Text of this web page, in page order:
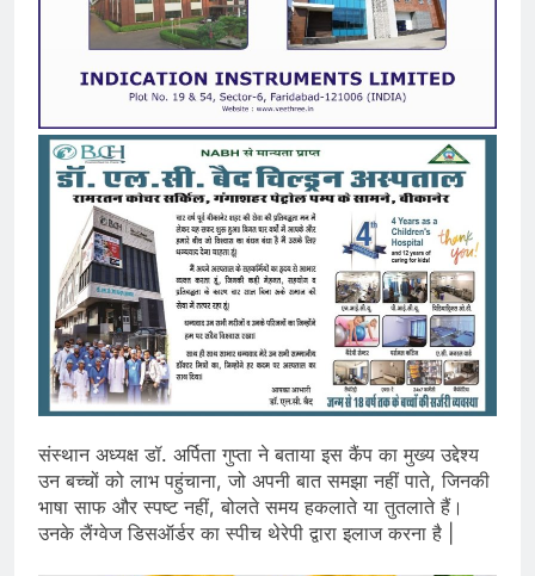
संस्थान अध्यक्ष डॉ. अर्पिता गुप्ता ने बताया इस कैंप का मुख्य उद्देश्य
उन बच्चों को लाभ पहुंचाना, जो अपनी बात समझा नहीं पाते, जिनकी
भाषा साफ और स्पष्ट नहीं, बोलते समय हकलाते या तुतलाते हैं।
उनके लैंग्वेज डिसऑर्डर का स्पीच थेरेपी द्वारा इलाज करना है |